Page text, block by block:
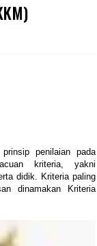
penilaian pada
kriteria, yakni
didik. Kriteria paling
dinamakan Kriteria